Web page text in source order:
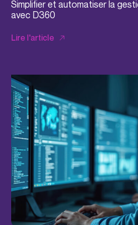
Simplifier et automatiser la
avec D360
Lire l'article